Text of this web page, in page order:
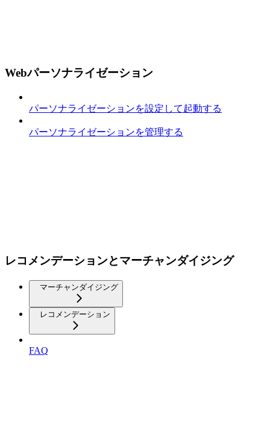
Webパーソナライゼーション
パーソナライゼーションを設定して起動する
パーソナライゼーションを管理する
レコメンデーションとマーチャンダイジング
マーチャンダイジング
レコメンデーション
FAQ